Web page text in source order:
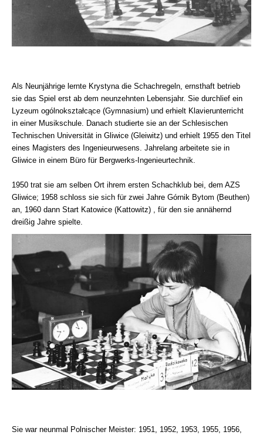
Als Neunjährige lernte Krystyna die Schachregeln, ernsthaft betrieb
sie das Spiel erst ab dem neunzehnten Lebensjahr. Sie durchlief ein
Lyzeum ogólnokształcące (Gymnasium) und erhielt Klavierunterricht
in einer Musikschule. Danach studierte sie an der Schlesischen
Technischen Universität in Gliwice (Gleiwitz) und erhielt 1955 den Titel
eines Magisters des Ingenieurwesens. Jahrelang arbeitete sie in
Gliwice in einem Büro für Bergwerks-Ingenieurtechnik.
1950 trat sie am selben Ort ihrem ersten Schachklub bei, dem AZS
Gliwice; 1958 schloss sie sich für zwei Jahre Górnik Bytom (Beuthen)
an, 1960 dann Start Katowice (Kattowitz) , für den sie annähernd
dreißig Jahre spielte.
Sie war neunmal Polnischer Meister: 1951, 1952, 1953, 1955, 1956,